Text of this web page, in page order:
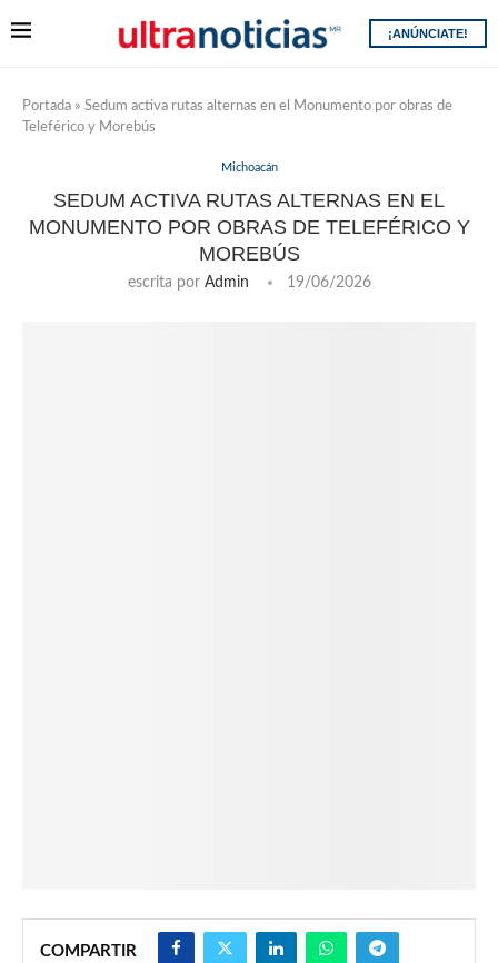
¡ANÚNCIATE!
Portada » Sedum activa rutas alternas en el Monumento por obras de
Teleférico y Morebús
Michoacán
SEDUM ACTIVA RUTAS ALTERNAS EN EL
MONUMENTO POR OBRAS DE TELEFÉRICO Y
MOREBÚS
escrita por Admin 19/06/2026
COMPARTIR